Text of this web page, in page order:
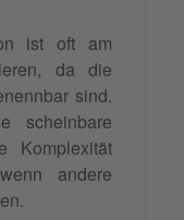
ist oft am
da die
sind.
scheinbare
Komplexität
andere